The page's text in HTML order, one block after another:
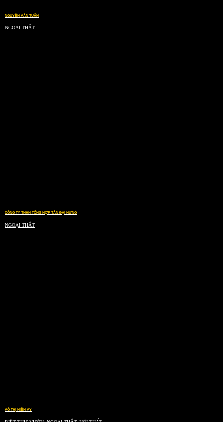
NGUYỄN VĂN TUẤN
NGOẠI THẤT
CÔNG TY TNHH TỔNG HỢP TÂN ĐẠI HƯNG
NGOẠI THẤT
VÕ THỊ HIỀN VY